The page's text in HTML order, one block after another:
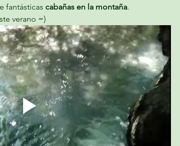
fantásticas cabañas en la montaña.
verano =)